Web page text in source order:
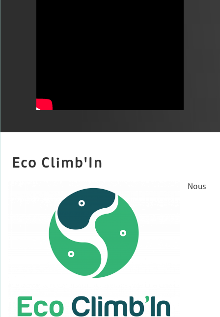
Eco Climb'In
Nous